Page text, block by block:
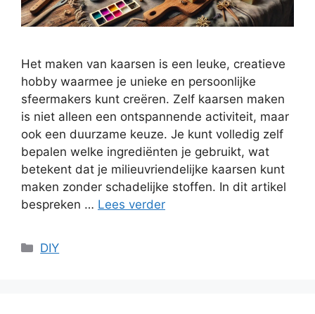
Het maken van kaarsen is een leuke, creatieve
hobby waarmee je unieke en persoonlijke
sfeermakers kunt creëren. Zelf kaarsen maken
is niet alleen een ontspannende activiteit, maar
ook een duurzame keuze. Je kunt volledig zelf
bepalen welke ingrediënten je gebruikt, wat
betekent dat je milieuvriendelijke kaarsen kunt
maken zonder schadelijke stoffen. In dit artikel
bespreken … Lees verder
Categorieën
DIY